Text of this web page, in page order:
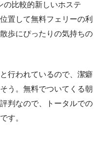
の比較的新しいホステ
置して無料フェリーの利
歩にぴったりの気持ちの
行われているので、潔癖
う。無料でついてくる朝
判なので、トータルでの
す。